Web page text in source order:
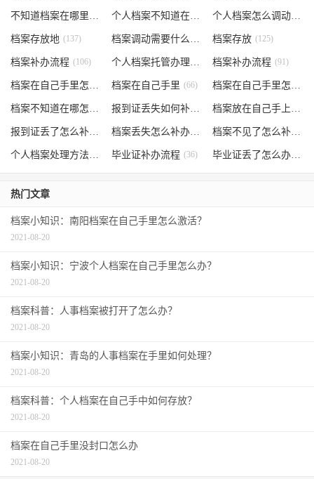
不知道档案在哪里 个人档案不知道在哪儿 (191) 个人档案怎么调动
档案存放地 (137) 档案调动需要什么手续 (130)
档案存放 (125)
档案补办流程 (106) 个人档案托管办理流程 (102)
档案补办流程 (91)
档案在自己手里怎么办 (85)
档案在自己手里 (66) 档案在自己手里怎么处理
档案不知道在哪怎么办 (62) 报到证丢失如何补办 (54) 档案放在自己手上
报到证丢了怎么补办 (52) 档案丢失怎么补办 档案不见了怎么补办
个人档案处理方法 毕业证补办流程 (36) 毕业证丢了怎么办
热门文章
档案小知识：南阳档案在自己手里怎么激活？
2021-08-20
档案小知识：宁波个人档案在自己手里怎么办？
2021-08-20
档案科普：人事档案被打开了怎么办？
2021-08-20
档案小知识：青岛的人事档案在手里如何处理？
2021-08-20
档案科普：个人档案在自己手中如何存放？
2021-08-20
档案在自己手里没封口怎么办
2021-08-20